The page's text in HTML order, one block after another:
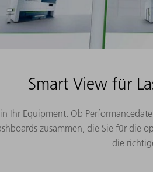
Jetzt 12 Monate
Smart View für
Ihr Equipment. Ob
zusammen, die Sie für die
die